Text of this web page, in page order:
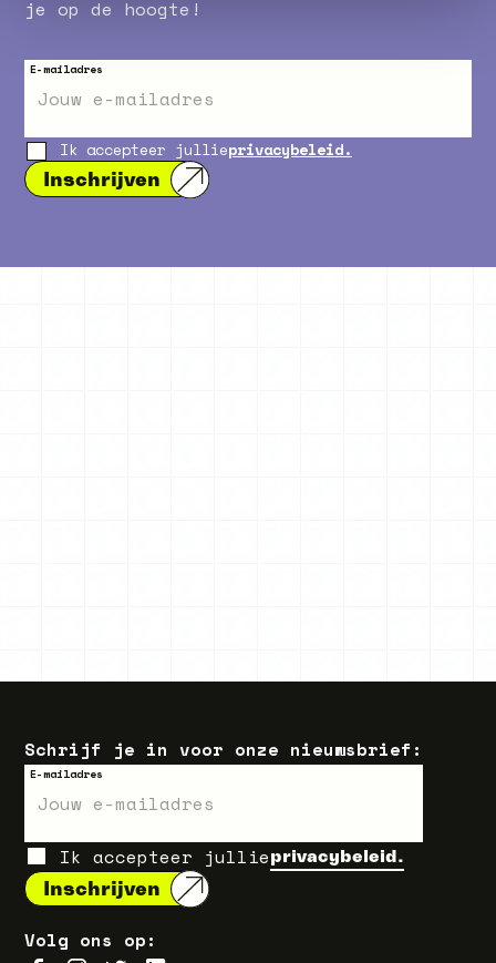
je op de hoogte!
E-mailadres
Ik accepteer jullieprivacybeleid.
Volg ons op:
Schrijf je in voor onze nieuwsbrief:
E-mailadres
Ik accepteer jullieprivacybeleid.